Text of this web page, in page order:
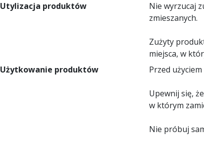
Utylizacja produktów
Nie wyrzucaj
zmieszanych.
Zużyty
miejsca, w
Użytkowanie produktów
Przed
Upewnij się,
w którym
Nie próbuj